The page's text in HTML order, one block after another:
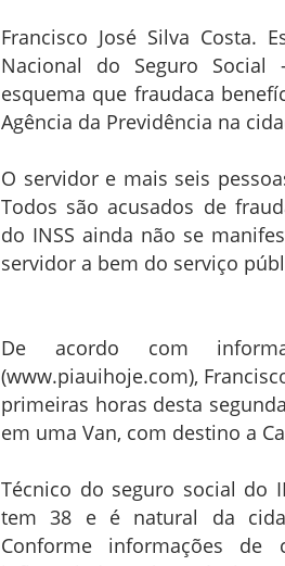
Francisco José Silva
Nacional do Seguro
esquema que fraudaca
Agência da Previdência na
O servidor e mais seis
Todos são acusados de
do INSS ainda não se
servidor a bem do serviço
De acordo com
(www.piauihoje.com),
primeiras horas desta
em uma Van, com destino a
Técnico do seguro social do
tem 38 e é natural da
Conforme informações